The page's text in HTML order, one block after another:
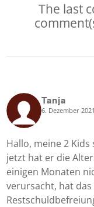
The last
Tanja
says: 6. Dezember
Hallo, meine 2
jetzt hat er die
einigen Monaten
verursacht, hat